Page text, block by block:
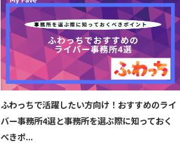
ふわっちで活躍したい方向け！おすすめのライ
バー事務所4選と事務所を選ぶ際に知っておく
べきポ...